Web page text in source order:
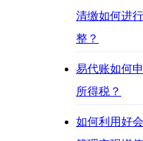
清缴如何进
整？
易代账如何
所得税？
如何利用好